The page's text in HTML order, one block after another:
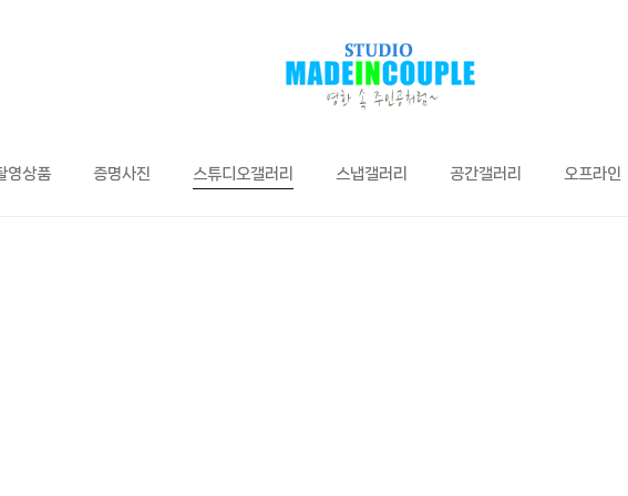
영상품 증명사진 스튜디오갤러리 스냅갤러리 공간갤러리 오프라인